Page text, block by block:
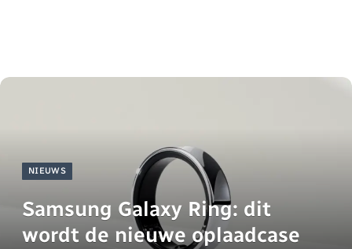
NIEUWS
Samsung Galaxy Ring: dit
wordt de nieuwe oplaadcase